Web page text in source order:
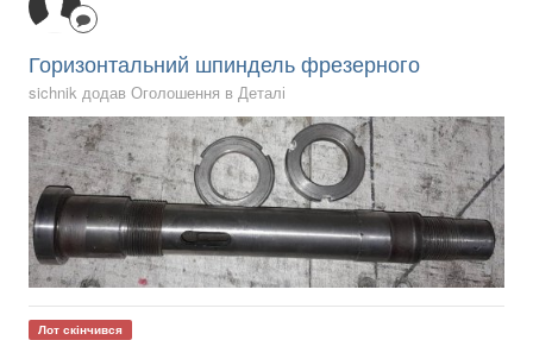
Горизонтальний шпиндель фрезерного
sichnik додав Оголошення в Деталі
Лот скінчився